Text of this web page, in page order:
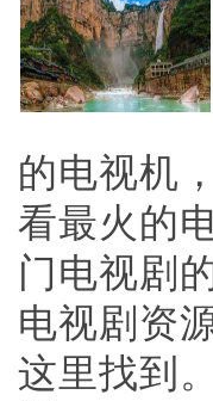
的电视机
看最火的
门电视剧
电视剧资
这里找到